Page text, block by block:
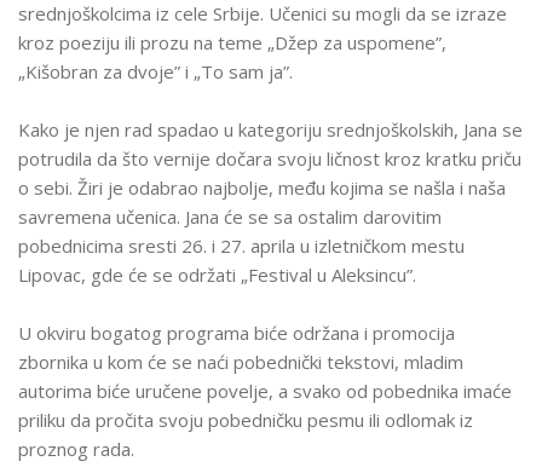
srednjoškolcima iz cele Srbije. Učenici su mogli da se izraze
kroz poeziju ili prozu na teme „Džep za uspomene”,
„Kišobran za dvoje” i „To sam ja”.
Kako je njen rad spadao u kategoriju srednjoškolskih, Jana se
potrudila da što vernije dočara svoju ličnost kroz kratku priču
o sebi. Žiri je odabrao najbolje, među kojima se našla i naša
savremena učenica. Jana će se sa ostalim darovitim
pobednicima sresti 26. i 27. aprila u izletničkom mestu
Lipovac, gde će se održati „Festival u Aleksincu”.
U okviru bogatog programa biće održana i promocija
zbornika u kom će se naći pobednički tekstovi, mladim
autorima biće uručene povelje, a svako od pobednika imaće
priliku da pročita svoju pobedničku pesmu ili odlomak iz
proznog rada.